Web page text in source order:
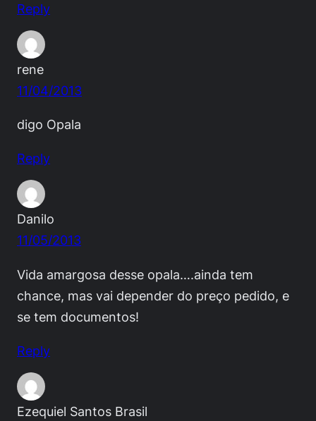
Reply
rene
11/04/2013
digo Opala
Reply
Danilo
11/05/2013
Vida amargosa desse opala….ainda tem
chance, mas vai depender do preço pedido, e
se tem documentos!
Reply
Ezequiel Santos Brasil